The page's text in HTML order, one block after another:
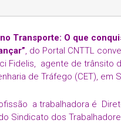
Transporte: O que
, do Portal CNTTL
Fidelis, agente de trânsito
de Tráfego (CET), em
a trabalhadora é
Sindicato dos